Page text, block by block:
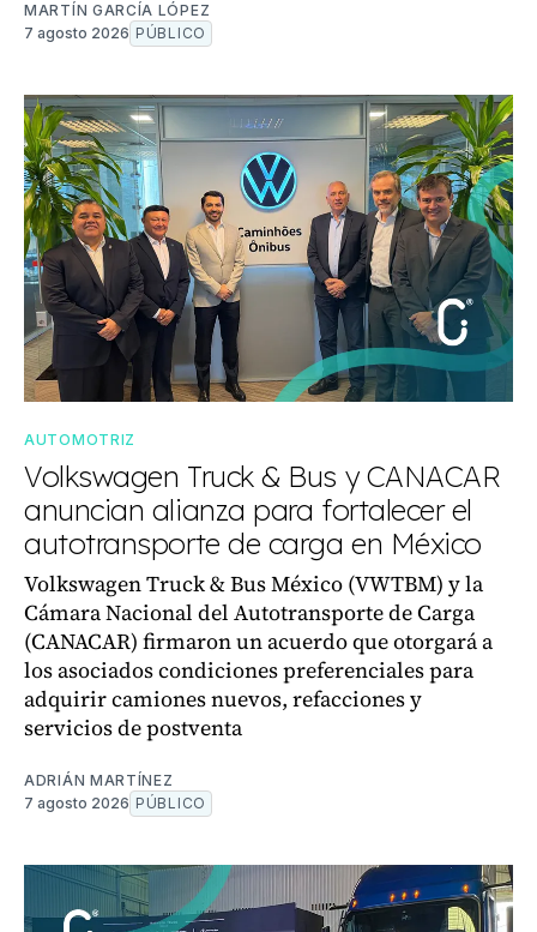
MARTÍN GARCÍA LÓPEZ
7 agosto 2026 PÚBLICO
AUTOMOTRIZ
Volkswagen Truck & Bus y CANACAR
anuncian alianza para fortalecer el
autotransporte de carga en México
Volkswagen Truck & Bus México (VWTBM) y la
Cámara Nacional del Autotransporte de Carga
(CANACAR) firmaron un acuerdo que otorgará a
los asociados condiciones preferenciales para
adquirir camiones nuevos, refacciones y
servicios de postventa
ADRIÁN MARTÍNEZ
7 agosto 2026 PÚBLICO